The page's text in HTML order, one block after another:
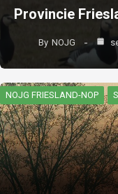
Provincie
By NOJG
NOJG FRIESLAND-NOP